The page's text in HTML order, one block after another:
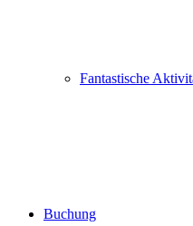
Fantastische
Buchung